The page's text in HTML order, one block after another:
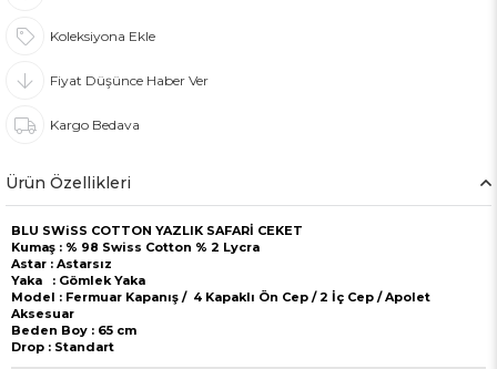
Koleksiyona Ekle
Fiyat Düşünce Haber Ver
Kargo Bedava
Ürün Özellikleri
BLU SWiSS COTTON YAZLIK SAFARİ CEKET
Kumaş : % 98 Swiss Cotton % 2 Lycra
Astar : Astarsız
Yaka : Gömlek Yaka
Model : Fermuar Kapanış / 4 Kapaklı Ön Cep / 2 İç Cep / Apolet
Aksesuar
Beden Boy : 65 cm
Drop : Standart